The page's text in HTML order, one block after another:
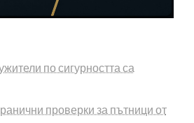
по сигурността са
проверки за пътници от